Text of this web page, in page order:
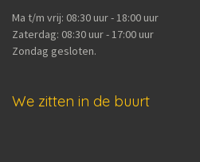
Ma t/m vrij: 08:30 uur - 18:00 uur
Zaterdag: 08:30 uur - 17:00 uur
Zondag gesloten.
We zitten in de buurt